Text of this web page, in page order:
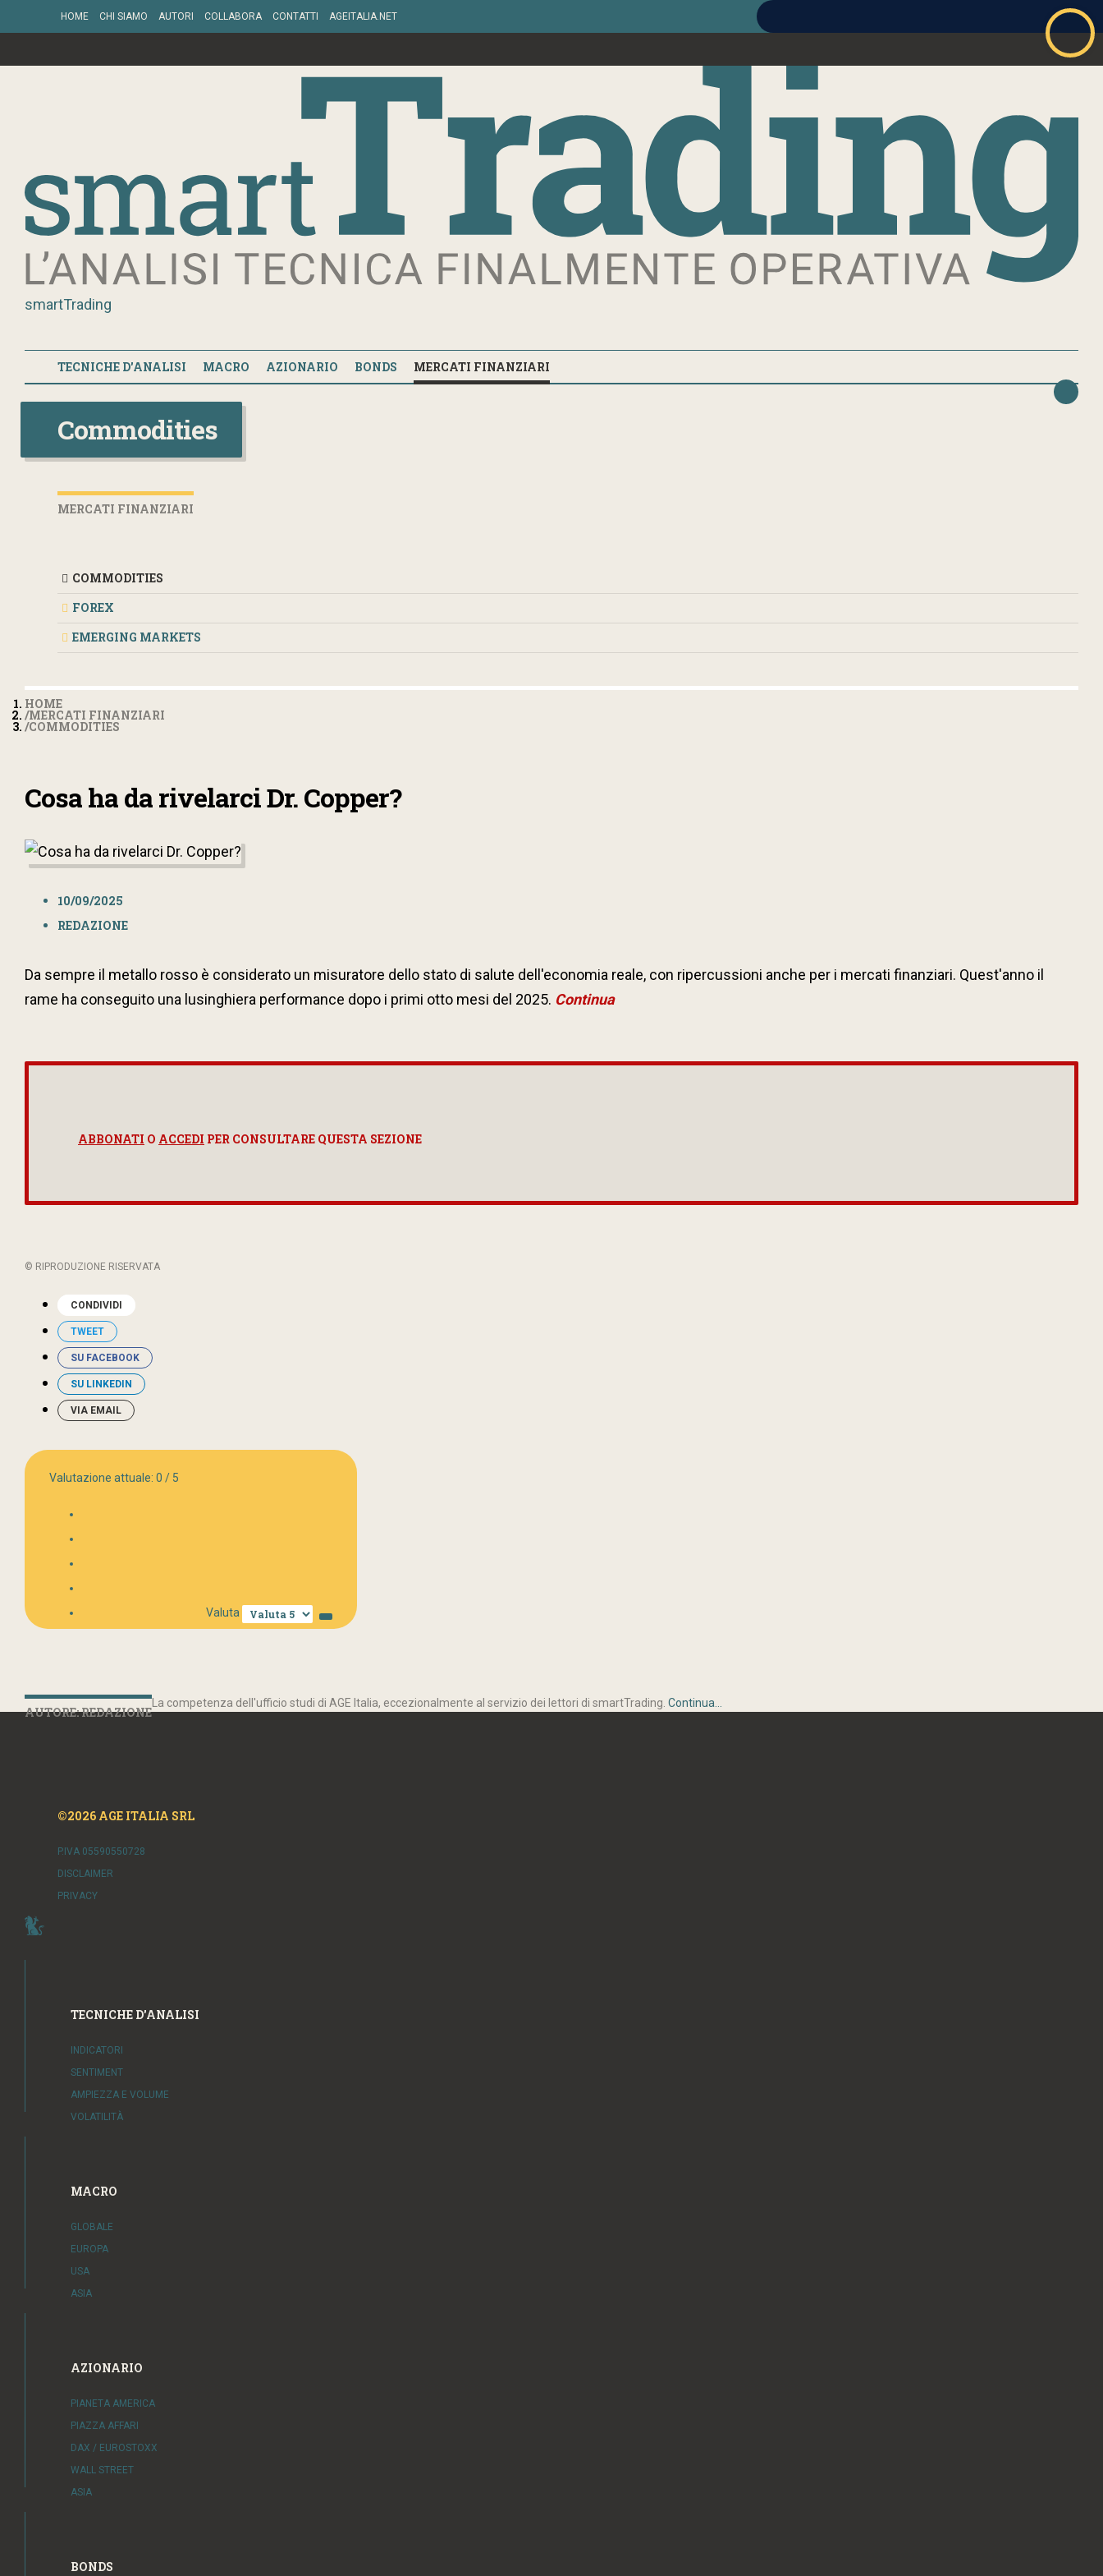
HOME CHI SIAMO AUTORI COLLABORA CONTATTI AGEITALIA.NET
ACCEDI
smartTrading
TECNICHE D'ANALISI MACRO AZIONARIO BONDS MERCATI FINANZIARI
Commodities
MERCATI FINANZIARI
COMMODITIES
FOREX
EMERGING MARKETS
HOME
MERCATI FINANZIARI
COMMODITIES
Cosa ha da rivelarci Dr. Copper?
10/09/2025
REDAZIONE
Da sempre il metallo rosso è considerato un misuratore dello stato di salute dell'economia reale, con ripercussioni anche per i mercati finanziari. Quest'anno il
rame ha conseguito una lusinghiera performance dopo i primi otto mesi del 2025. Continua
ABBONATI O ACCEDI PER CONSULTARE QUESTA SEZIONE
© RIPRODUZIONE RISERVATA
CONDIVIDI
TWEET
SU FACEBOOK
SU LINKEDIN
VIA EMAIL
Valutazione attuale: 0 / 5
Valuta
AUTORE: REDAZIONE
La competenza dell'ufficio studi di AGE Italia, eccezionalmente al servizio dei lettori di smartTrading. Continua...
©2026 AGE ITALIA SRL
P.IVA 05590550728
DISCLAIMER
PRIVACY
TECNICHE D'ANALISI
INDICATORI
SENTIMENT
AMPIEZZA E VOLUME
VOLATILITÀ
MACRO
GLOBALE
EUROPA
USA
ASIA
AZIONARIO
PIANETA AMERICA
PIAZZA AFFARI
DAX / EUROSTOXX
WALL STREET
ASIA
BONDS